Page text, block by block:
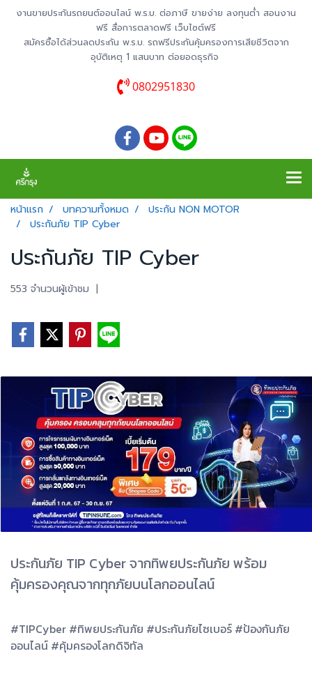
งานขายประกันรถยนต์ออนไลน์ พ.ร.บ. ต่อภาษี ขายง่าย ลงทุนต่ำ สอนงาน
ฟรี สื่อการตลาดฟรี เว็บไซต์ฟรี
สมัครซื้อได้ส่วนลดประกัน พ.ร.บ. รถฟรีประกันคุ้มครองการเสียชีวิตจาก
อุบัติเหตุ 1 แสนบาท ต่อยอดธุรกิจ
0802951830
หน้าแรก บทความทั้งหมด
ประกัน NON MOTOR
ประกันภัย TIP Cyber
ประกันภัย TIP Cyber
553 จำนวนผู้เข้าชม |
ประกันภัย TIP Cyber จากทิพยประกันภัย พร้อม
คุ้มครองคุณจากทุกภัยบนโลกออนไลน์
#TIPCyber #ทิพยประกันภัย #ประกันภัยไซเบอร์ #ป้องกันภัย
ออนไลน์ #คุ้มครองโลกดิจิทัล